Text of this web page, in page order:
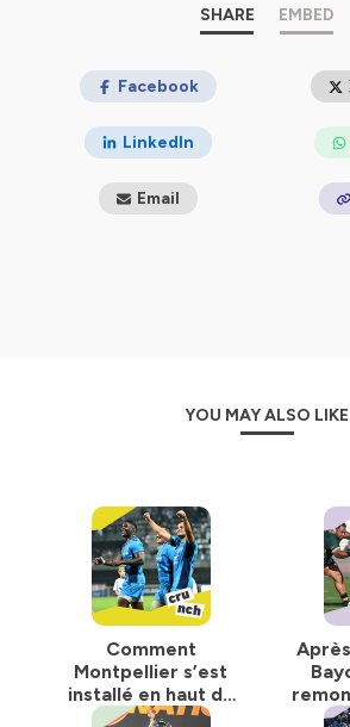
Hébergé par Ausha. Visitez
ausha.co/
SHARE EMBED
Facebook
LinkedIn
Email
YOU MAY ALSO LIKE
Comment
Montpellier s’est
installé en haut du
classement